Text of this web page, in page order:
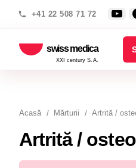
+41 22 508 71 72
swiss medica
XXI century S.A.
Acasă Mărturii Artrită /
Artrită /